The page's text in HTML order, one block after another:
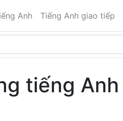
Anh Tiếng Anh giao tiếp
tiếng Anh